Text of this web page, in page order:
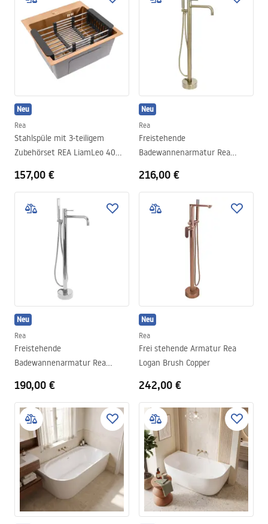
Neu
Rea
Stahlspüle mit 3-teiligem
Zubehörset REA LiamLeo 40
157,00 €
Neu
Rea
Freistehende
Badewannenarmatur Rea
216,00 €
Neu
Rea
Freistehende
Badewannenarmatur Rea
190,00 €
Neu
Rea
Frei stehende Armatur Rea
Logan Brush Copper
242,00 €